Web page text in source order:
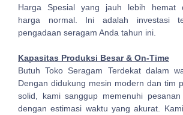
Harga Spesial yang jauh lebih hemat
harga normal. Ini adalah investasi
pengadaan seragam Anda tahun ini.
Kapasitas Produksi Besar & On-Time
Butuh Toko Seragam Terdekat dalam
Dengan didukung mesin modern dan tim
solid, kami sanggup memenuhi
dengan estimasi waktu yang akurat.